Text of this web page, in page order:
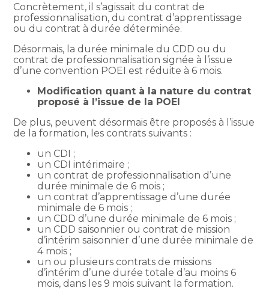
Concrètement, il s’agissait du contrat de
professionnalisation, du contrat d’apprentissage
ou du contrat à durée déterminée.
Désormais, la durée minimale du CDD ou du
contrat de professionnalisation signée à l’issue
d’une convention POEI est réduite à 6 mois.
Modification quant à la nature du contrat
proposé à l’issue de la POEI
De plus, peuvent désormais être proposés à l’issue
de la formation, les contrats suivants :
un CDI ;
un CDI intérimaire ;
un contrat de professionnalisation d’une
durée minimale de 6 mois ;
un contrat d’apprentissage d’une durée
minimale de 6 mois ;
un CDD d’une durée minimale de 6 mois ;
un CDD saisonnier ou contrat de mission
d’intérim saisonnier d’une durée minimale de
4 mois ;
un ou plusieurs contrats de missions
d’intérim d’une durée totale d’au moins 6
mois, dans les 9 mois suivant la formation.